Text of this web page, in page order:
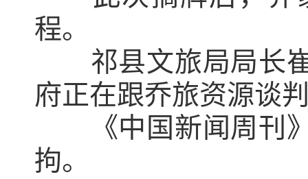
程。
祁县文旅局局长
府正在跟乔旅资源谈
《中国新闻周
拘。